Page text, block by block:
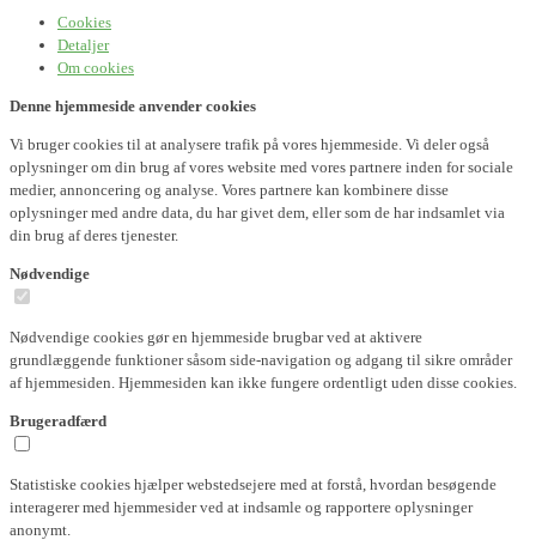
Cookies
Detaljer
Om cookies
Denne hjemmeside anvender cookies
Vi bruger cookies til at analysere trafik på vores hjemmeside. Vi deler også
oplysninger om din brug af vores website med vores partnere inden for sociale
medier, annoncering og analyse. Vores partnere kan kombinere disse
oplysninger med andre data, du har givet dem, eller som de har indsamlet via
din brug af deres tjenester.
Nødvendige
Nødvendige cookies gør en hjemmeside brugbar ved at aktivere
grundlæggende funktioner såsom side-navigation og adgang til sikre områder
af hjemmesiden. Hjemmesiden kan ikke fungere ordentligt uden disse cookies.
Brugeradfærd
Statistiske cookies hjælper webstedsejere med at forstå, hvordan besøgende
interagerer med hjemmesider ved at indsamle og rapportere oplysninger
anonymt.